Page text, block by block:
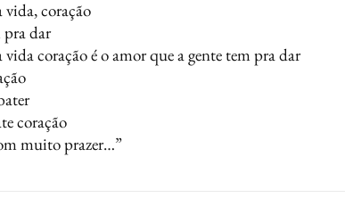
vida, coração
pra dar
vida coração é o amor que a gente tem pra dar
coração
muito prazer…”